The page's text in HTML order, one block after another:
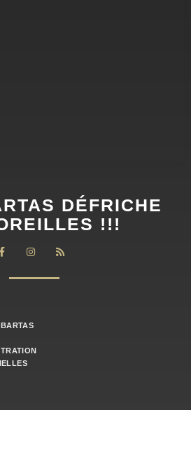
DÉFRICHE
!!!